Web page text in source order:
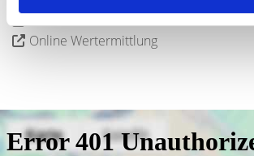
Online Wertermittlung